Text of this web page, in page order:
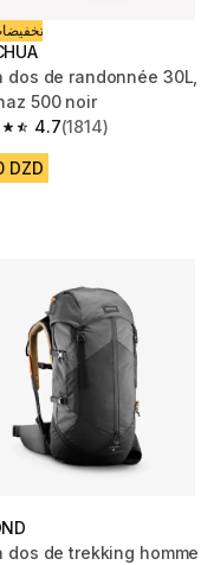
dos de randonnée 30L,
500 noir
4.7
of 5 stars from 1814
(1814)
DZD
dos de trekking homme